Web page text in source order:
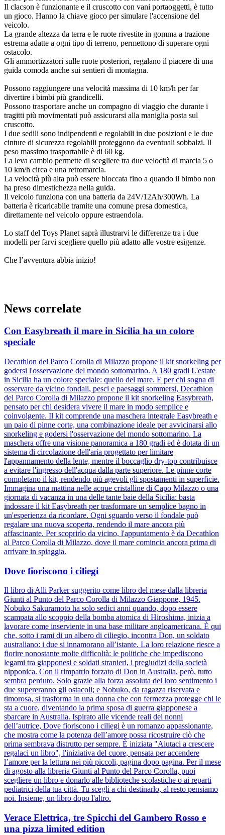
Il clacson è funzionante e il cruscotto con vani portaoggetti, è tutto
un gioco. Hanno la chiave gioco per simulare l'accensione del
veicolo.
La grande altezza da terra e le ruote rivestite in gomma a trazione
estrema adatte a ogni tipo di terreno, permettono di superare ogni
ostacolo.
Gli ammortizzatori sulle ruote posteriori, regalano il piacere di una
guida comoda anche sui sentieri di montagna.
Possono raggiungere una velocità massima di 10 km/h per far
divertire i bimbi più grandicelli.
Possono trasportare anche un compagno di viaggio che durante i
tragitti più movimentati può assicurarsi alla maniglia posta sul
cruscotto.
I due sedili sono indipendenti e regolabili in due posizioni e le due
cinture di sicurezza regolabili proteggono da eventuali sobbalzi. Il
peso massimo trasportabile è di 60 kg.
La leva cambio permette di scegliere tra due velocità di marcia 5 o
10 km/h circa e una retromarcia.
La velocità più alta può essere bloccata fino a quando il bimbo non
ha preso dimestichezza nella guida.
Il veicolo funziona con una batteria da 24V/12Ah/300Wh. La
batteria è ricaricabile tramite una comune presa domestica,
direttamente nel veicolo oppure estraendola.
Lo staff del Toys Planet saprà illustrarvi le differenze tra i due
modelli per farvi scegliere quello più adatto alle vostre esigenze.
Che l’avventura abbia inizio!
News correlate
Con Easybreath il mare in Sicilia ha un colore
speciale
Decathlon del Parco Corolla di Milazzo propone il kit snorkeling per
godersi l'osservazione del mondo sottomarino. A 180 gradi L'estate
in Sicilia ha un colore speciale: quello del mare. E per chi sogna di
osservare da vicino fondali, pesci e paesaggi sommersi, Decathlon
del Parco Corolla di Milazzo propone il kit snorkeling Easybreath,
pensato per chi desidera vivere il mare in modo semplice e
coinvolgente. Il kit comprende una maschera integrale Easybreath e
un paio di pinne corte, una combinazione ideale per avvicinarsi allo
snorkeling e godersi l'osservazione del mondo sottomarino. La
maschera offre una visione panoramica a 180 gradi ed è dotata di un
sistema di circolazione dell'aria progettato per limitare
l'appannamento della lente, mentre il boccaglio dry-top contribuisce
a evitare l'ingresso dell'acqua dalla parte superiore. Le pinne corte
completano il kit, rendendo più agevoli gli spostamenti in superficie.
Immagina una mattina nelle acque cristalline di Capo Milazzo o una
giornata di vacanza in una delle tante baie della Sicilia: basta
indossare il kit Easybreath per trasformare un semplice bagno in
un'esperienza da ricordare. Ogni sguardo verso il fondale può
regalare una nuova scoperta, rendendo il mare ancora più
affascinante. Per scoprirlo da vicino, l'appuntamento è da Decathlon
al Parco Corolla di Milazzo, dove il mare comincia ancora prima di
arrivare in spiaggia.
Dove fioriscono i ciliegi
Il libro di Alli Parker suggerito come libro del mese dalla libreria
Giunti al Punto del Parco Corolla di Milazzo Giappone, 1945.
Nobuko Sakuramoto ha solo sedici anni quando, dopo essere
scampata allo scoppio della bomba atomica di Hiroshima, inizia a
lavorare come inserviente in una base militare angloamericana. È qui
che, sotto i rami di un albero di ciliegio, incontra Don, un soldato
australiano: i due si innamorano all’istante. La loro relazione riesce a
fiorire nonostante molte difficoltà: le politiche che impediscono
legami tra giapponesi e soldati stranieri, i pregiudizi della società
nipponica. Con il rimpatrio forzato di Don in Australia, però, tutto
sembra perduto. Solo grazie alla forza assoluta del loro sentimento i
due supereranno gli ostacoli; e Nobuko, da ragazza riservata e
timorosa, si trasforma in una donna che con fermezza protegge chi le
sta a cuore, diventando la prima sposa di guerra giapponese a
sbarcare in Australia. Ispirato alle vicende reali dei nonni
dell’autrice, Dove fioriscono i ciliegi è un romanzo appassionante,
che mostra come la potenza dell’amore possa ricostruire ciò che
prima sembrava distrutto per sempre. È iniziata "Aiutaci a crescere
regalaci un libro", l'iniziativa del cuore, pensata per accendere
l’amore per la lettura nei più piccoli, pagina dopo pagina. Per il mese
di agosto alla libreria Giunti al Punto del Parco Corolla, puoi
scegliere un libro e donarlo alle biblioteche scolastiche o ai reparti
pediatrici della tua città. Tu scegli a chi destinarlo, al resto pensiamo
noi. Insieme, un libro dopo l'altro.
Verace Elettrica, tre Spicchi del Gambero Rosso e
una pizza limited edition